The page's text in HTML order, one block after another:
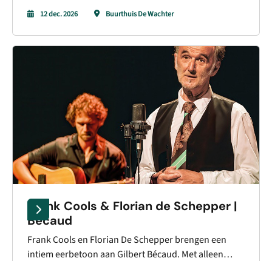
en extra prijzen in de loterij.
12 dec. 2026 Buurthuis De Wachter
Frank Cools & Florian de Schepper |
Bécaud
Frank Cools en Florian De Schepper brengen een
intiem eerbetoon aan Gilbert Bécaud. Met alleen